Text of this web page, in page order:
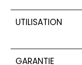
UTILISATION
GARANTIE